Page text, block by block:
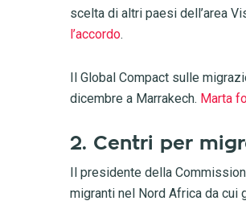
scelta di altri paesi dell’area
l’accordo.
Il Global Compact sulle
dicembre a Marrakech. Marta
2. Centri per
Il presidente della
migranti nel Nord Africa da cui